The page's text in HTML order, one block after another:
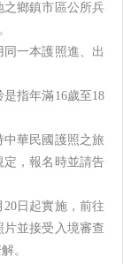
鄉鎮市區公所兵
一本護照進、出
指年滿16歲至18
華民國護照之旅
定，報名時並請告
日起實施，前往
片並接受入境審查
。